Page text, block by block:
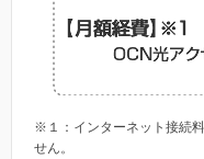
※１：インターネット接続
せん。